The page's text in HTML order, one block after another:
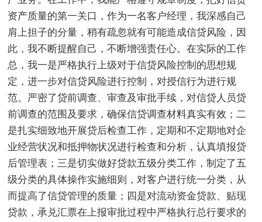
资产质量的第一关口，作为一名客户经理，我深感自己
肩上担子的分量，稍有疏忽就有可能造成信贷风险，因
此，我不断提醒自己，不断增强责任心。在实际的工作
总，我一是严格执行上级对于信贷风险控制的思想规
定，进一步对信贷风险进行控制，对授信行为进行规
范。严密了贷前调查、审查及审批手续，对信贷人员贷
前调查的范围及要求，确保信贷调查材料真实有效；二
是扎实细致地开展贷后检查工作，定期和不定期地对企
业经营状况和抵押物状况进行检查和分析，认真填报贷
后管理表；三是切实做好贷款五级分类工作，制定了五
级分类的具体操作实施细则，对客户进行统一分类，从
而提高了信贷管理的质量；四是对流动资金贷款、贴现
贷款，承兑汇票在上报审批过程中严格执行总行要求的